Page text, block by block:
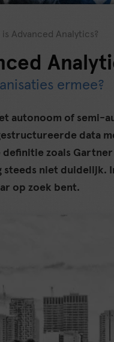
is Advanced Analytics?
ermee?
autonoom of semi-
data
definitie zoals
steeds niet duidelijk.
op zoek bent.